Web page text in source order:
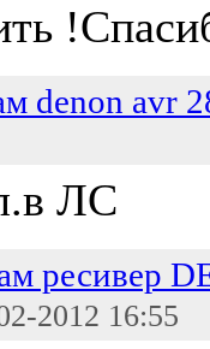
denon avr
ЛС
ресивер
2012 16:55